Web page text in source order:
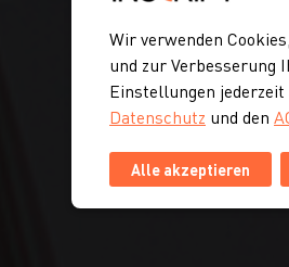
Wir verwenden
und zur Verbesserung
Einstellungen
Datenschutz und den
Alle akzeptieren